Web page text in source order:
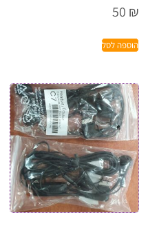
50 ₪
הוספה לסל